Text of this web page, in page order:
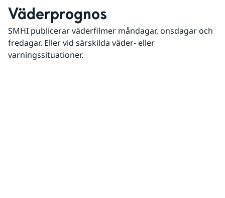
Väderprognos
SMHI publicerar väderfilmer måndagar, onsdagar och
fredagar. Eller vid särskilda väder- eller
varningssituationer.